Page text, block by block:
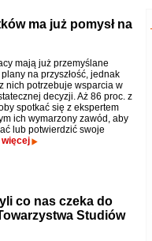
ma już pomysł na
mają już przemyślane
na przyszłość, jednak
nich potrzebuje wsparcia w
decyzji. Aż 86 proc. z
spotkać się z ekspertem
ich wymarzony zawód, aby
lub potwierdzić swoje
więcej
co nas czeka do
Studiów